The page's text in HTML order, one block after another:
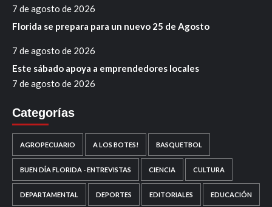
7 de agosto de 2026
Florida se prepara para un nuevo 25 de Agosto
7 de agosto de 2026
Este sábado apoya a emprendedores locales
7 de agosto de 2026
Categorías
AGROPECUARIO A LOS BOTES! BASQUETBOL
BUEN DÍA FLORIDA - ENTREVISTAS CIENCIA CULTURA
DEPARTAMENTAL DEPORTES EDITORIALES EDUCACIÓN